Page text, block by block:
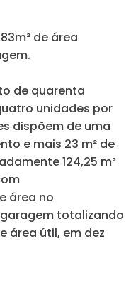
de área
de quarenta
unidades por
dispõem de uma
e mais 23 m² de
124,25 m²
área no
totalizando
área útil, em dez